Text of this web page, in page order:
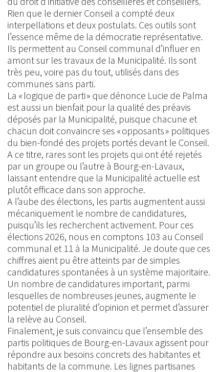
Rien que le dernier Conseil a compté deux
interpellations et deux postulats. Ces outils sont
l’essence même de la démocratie représentative.
Ils permettent au Conseil communal d’influer en
amont sur les travaux de la Municipalité. Ils sont
très peu, voire pas du tout, utilisés dans des
communes sans parti.
La « logique de parti » que dénonce Lucie de Palma
est aussi un bienfait pour la qualité des préavis
déposés par la Municipalité, puisque chacune et
chacun doit convaincre ses « opposants » politiques
du bien-fondé des projets portés devant le Conseil.
A ce titre, rares sont les projets qui ont été rejetés
par un groupe ou l’autre à Bourg-en-Lavaux,
laissant entendre que la Municipalité actuelle est
plutôt efficace dans son approche.
A l’aube des élections, les partis augmentent aussi
mécaniquement le nombre de candidatures,
puisqu’ils les recherchent activement. Pour ces
élections 2026, nous en comptons 103 au Conseil
communal et 11 à la Municipalité. Je doute que ces
chiffres aient pu être atteints par de simples
candidatures spontanées à un système majoritaire.
Un nombre de candidatures important, parmi
lesquelles de nombreuses jeunes, augmente le
potentiel de pluralité d’opinion et permet d’assurer
la relève au Conseil.
Finalement, je suis convaincu que l’ensemble des
partis politiques de Bourg-en-Lavaux agissent pour
répondre aux besoins concrets des habitantes et
habitants de la commune. Les lignes partisanes